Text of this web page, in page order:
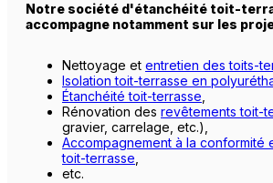
Notre société d'étanchéité toit-
accompagne notamment sur les
Nettoyage et entretien des toits-
Isolation toit-terrasse en
Étanchéité toit-terrasse
Rénovation des revêtements toit-
gravier, carrelage, etc.),
Accompagnement à la conformité
toit-terrasse
etc.